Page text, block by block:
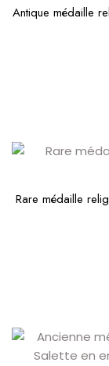
Antique médaille
Rare médaille